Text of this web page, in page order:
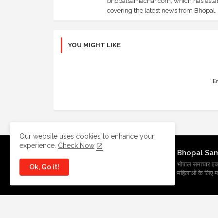
covering the latest news from Bhopal,
YOU MIGHT LIKE
Bhopal
भोपाल समाचार एक
महिलाओं के लिए
Our website uses cookies to enhance your
experience. Check Now
Ok, Go it!